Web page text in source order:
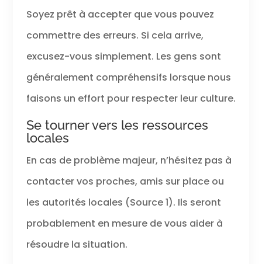
Soyez prêt à accepter que vous pouvez
commettre des erreurs. Si cela arrive,
excusez-vous simplement. Les gens sont
généralement compréhensifs lorsque nous
faisons un effort pour respecter leur culture.
Se tourner vers les ressources
locales
En cas de problème majeur, n’hésitez pas à
contacter vos proches, amis sur place ou
les autorités locales (Source 1). Ils seront
probablement en mesure de vous aider à
résoudre la situation.